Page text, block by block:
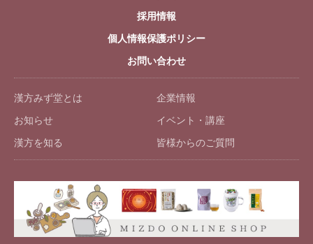
採用情報
個人情報保護ポリシー
お問い合わせ
漢方みず堂とは 企業情報
お知らせ イベント・講座
漢方を知る 皆様からのご質問